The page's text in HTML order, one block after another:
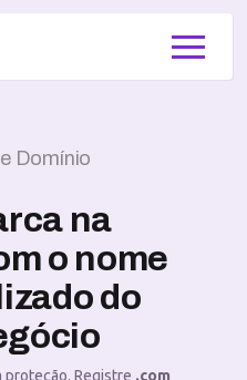
Domínio
na
o nome
do
proteção. Registre .com